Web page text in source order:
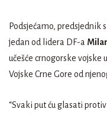
Podsjećamo, predsjednik
jedan od lidera DF-a
učešće crnogorske vojske
Vojske Crne Gore od
“Svaki put ću glasati